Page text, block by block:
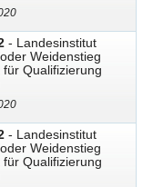
- Landesinstitut
Weidenstieg
Qualifizierung
- Landesinstitut
Weidenstieg
Qualifizierung